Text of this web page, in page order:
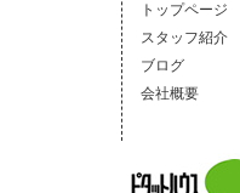
トップページ
スタッフ紹介
ブログ
会社概要